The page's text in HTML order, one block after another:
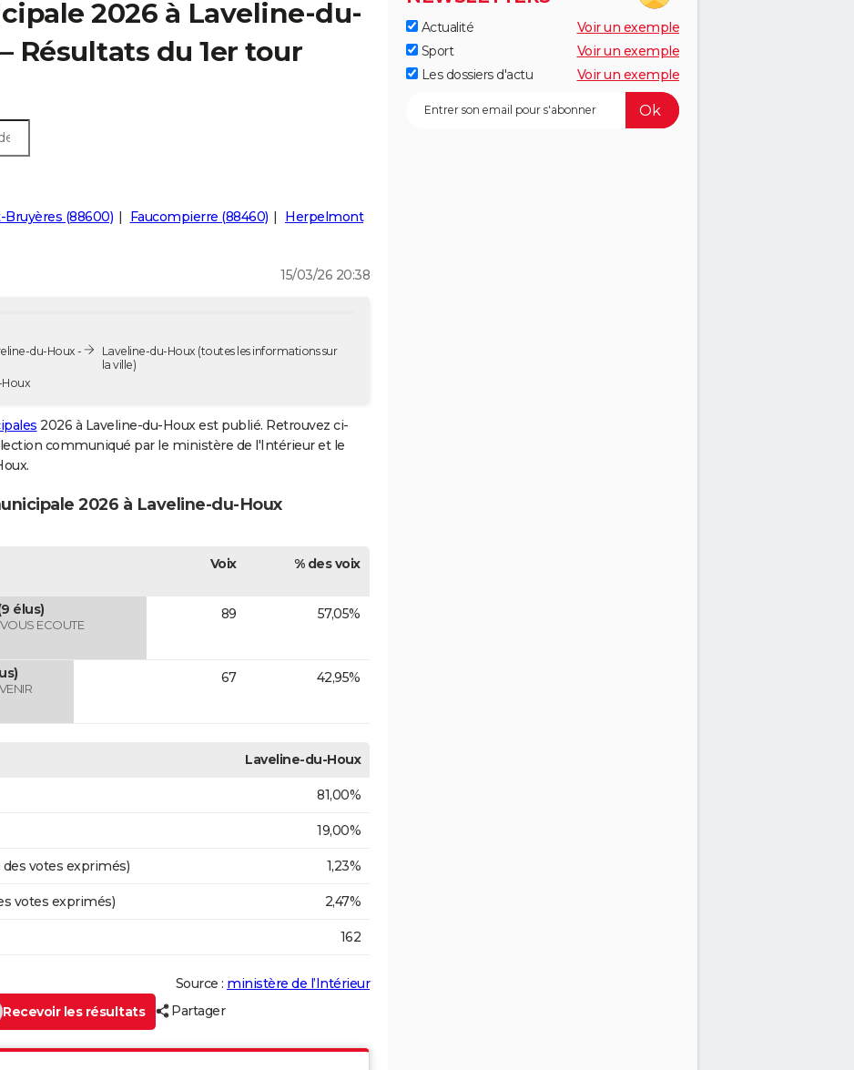
2026 à Laveline-du-
Résultats du 1er tour
Bruyères (88600) Faucompierre (88460)
Herpelmont
15/03/26 20:38
du-Houx -
Laveline-du-Houx (toutes les informations sur
la ville)
2026 à Laveline-du-Houx est publié. Retrouvez ci-
communiqué par le ministère de l'Intérieur et le
2026 à Laveline-du-Houx
Voix % des voix
élus)
ECOUTE
89 57,05%
67 42,95%
Laveline-du-Houx
81,00%
19,00%
votes exprimés) 1,23%
votes exprimés) 2,47%
162
Source : ministère de l’Intérieur
Recevoir les résultats
Partager
Actualité
Voir un exemple
Sport
Voir un exemple
Les dossiers d'actu
Voir un exemple